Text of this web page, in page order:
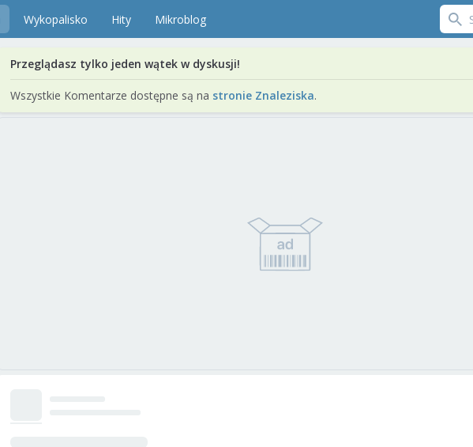
Wykopalisko Hity Mikroblog
Przeglądasz tylko jeden wątek w dyskusji!
Wszystkie Komentarze dostępne są na stronie Znaleziska.